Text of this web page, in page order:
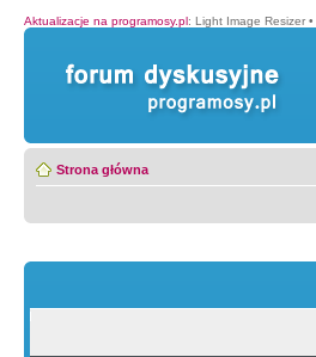
Aktualizacje na programosy.pl: Light Image Resizer •
Strona główna